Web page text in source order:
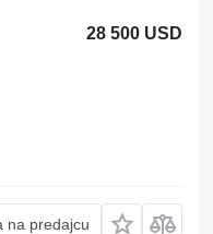
28 500 USD
na predajcu